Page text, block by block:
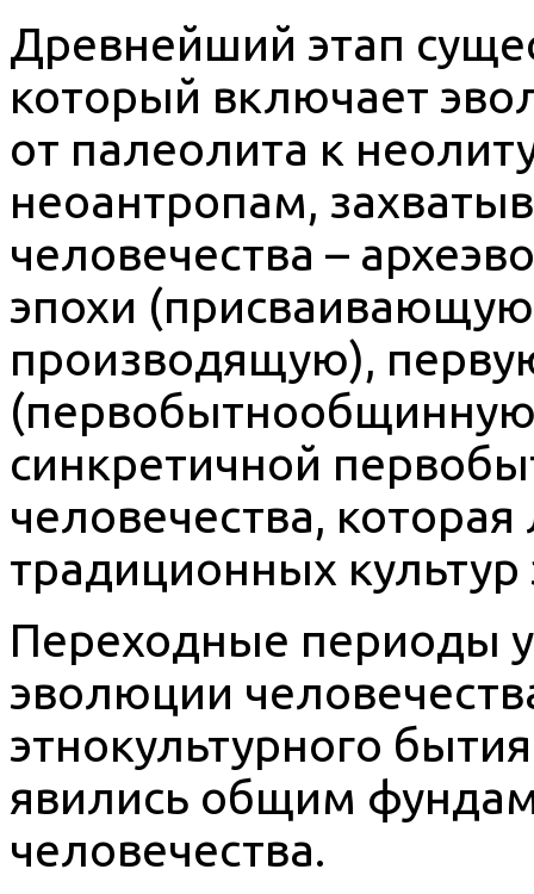
Древнейший этап
который включает
от палеолита к
неоантропам,
человечества –
эпохи
производящую),
синкретичной
человечества,
традиционных
Переходные периоды
эволюции
этнокультурного
явились общим
человечества.